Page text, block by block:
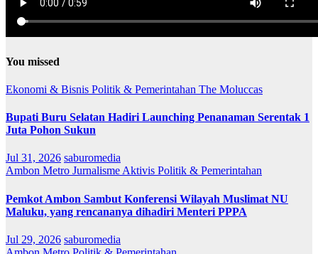
You missed
Ekonomi & Bisnis Politik & Pemerintahan The Moluccas
Bupati Buru Selatan Hadiri Launching Penanaman Serentak 1
Juta Pohon Sukun
Jul 31, 2026 saburomedia
Ambon Metro Jurnalisme Aktivis Politik & Pemerintahan
Pemkot Ambon Sambut Konferensi Wilayah Muslimat NU
Maluku, yang rencananya dihadiri Menteri PPPA
Jul 29, 2026 saburomedia